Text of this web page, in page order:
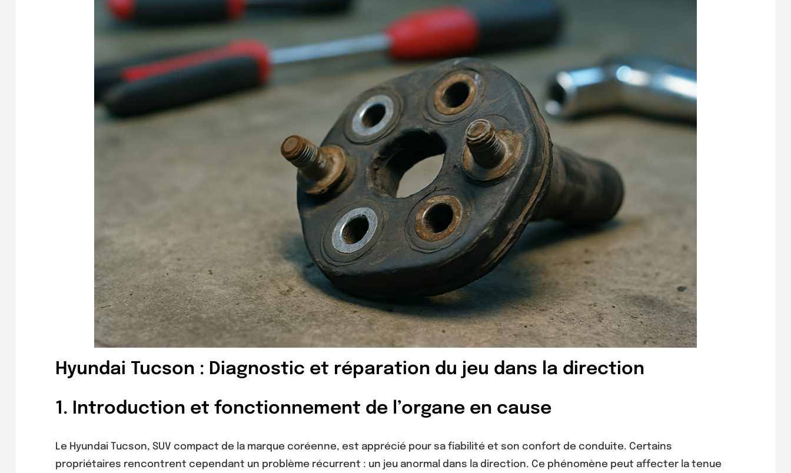
Hyundai Tucson : Diagnostic et réparation du jeu dans la direction
1. Introduction et fonctionnement de l’organe en cause
Le Hyundai Tucson, SUV compact de la marque coréenne, est apprécié pour sa fiabilité et son confort de conduite. Certains
propriétaires rencontrent cependant un problème récurrent : un jeu anormal dans la direction. Ce phénomène peut affecter la tenue